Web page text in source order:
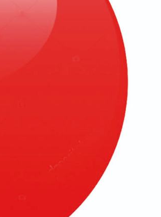
ответственному
обращению с
животными
07.08.2026